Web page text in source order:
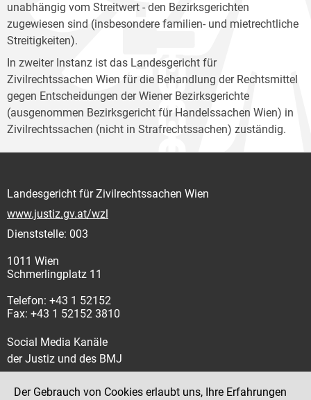
unabhängig vom Streitwert - den Bezirksgerichten
zugewiesen sind (insbesondere familien- und mietrechtliche
Streitigkeiten).
In zweiter Instanz ist das Landesgericht für
Zivilrechtssachen Wien für die Behandlung der Rechtsmittel
gegen Entscheidungen der Wiener Bezirksgerichte
(ausgenommen Bezirksgericht für Handelssachen Wien) in
Zivilrechtssachen (nicht in Strafrechtssachen) zuständig.
Landesgericht für Zivilrechtssachen Wien
www.justiz.gv.at/wzl
Dienststelle: 003
1011 Wien
Schmerlingplatz 11
Telefon: +43 1 52152
Fax: +43 1 52152 3810
Social Media Kanäle
der Justiz und des BMJ
Der Gebrauch von Cookies erlaubt uns, Ihre Erfahrungen